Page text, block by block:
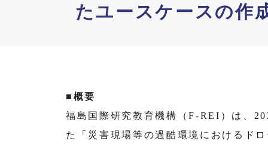
たユースケースの作
■概要
福島国際研究教育機構（F-REI）は、
た「災害現場等の過酷環境におけるド